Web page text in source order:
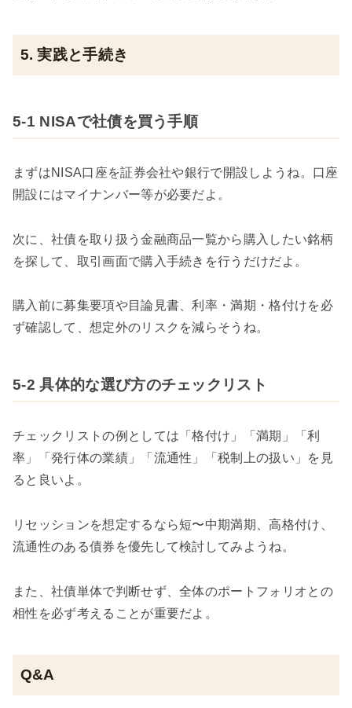
5. 実践と手続き
5-1 NISAで社債を買う手順
まずはNISA口座を証券会社や銀行で開設しようね。口座
開設にはマイナンバー等が必要だよ。
次に、社債を取り扱う金融商品一覧から購入したい銘柄
を探して、取引画面で購入手続きを行うだけだよ。
購入前に募集要項や目論見書、利率・満期・格付けを必
ず確認して、想定外のリスクを減らそうね。
5-2 具体的な選び方のチェックリスト
チェックリストの例としては「格付け」「満期」「利
率」「発行体の業績」「流通性」「税制上の扱い」を見
ると良いよ。
リセッションを想定するなら短〜中期満期、高格付け、
流通性のある債券を優先して検討してみようね。
また、社債単体で判断せず、全体のポートフォリオとの
相性を必ず考えることが重要だよ。
Q&A